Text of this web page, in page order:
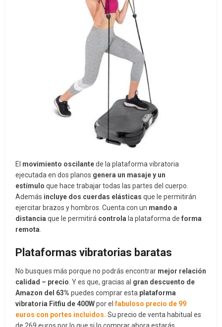
El movimiento oscilantede la plataforma vibratoria
ejecutada en dos planos genera un masaje y un
estímulo que hace trabajar todas las partes del cuerpo.
Además incluye dos cuerdas elásticas que le permitirán
ejercitar brazos y hombros. Cuenta con un mando a
distancia que le permitirá controla la plataforma de forma
remota
Plataformas vibratorias baratas
No busques más porque no podrás encontrar mejor relación
calidad – precio . Y es que, gracias al gran descuento de
Amazon del 63% puedes comprar esta plataforma
vibratoria Fitfiu de 400Wpor el fabuloso precio de 99
euros con portes incluidos. Su precio de venta habitual es